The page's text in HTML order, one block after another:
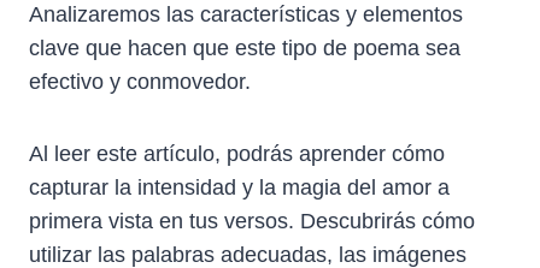
Analizaremos las características y elementos
clave que hacen que este tipo de poema sea
efectivo y conmovedor.
Al leer este artículo, podrás aprender cómo
capturar la intensidad y la magia del amor a
primera vista en tus versos. Descubrirás cómo
utilizar las palabras adecuadas, las imágenes